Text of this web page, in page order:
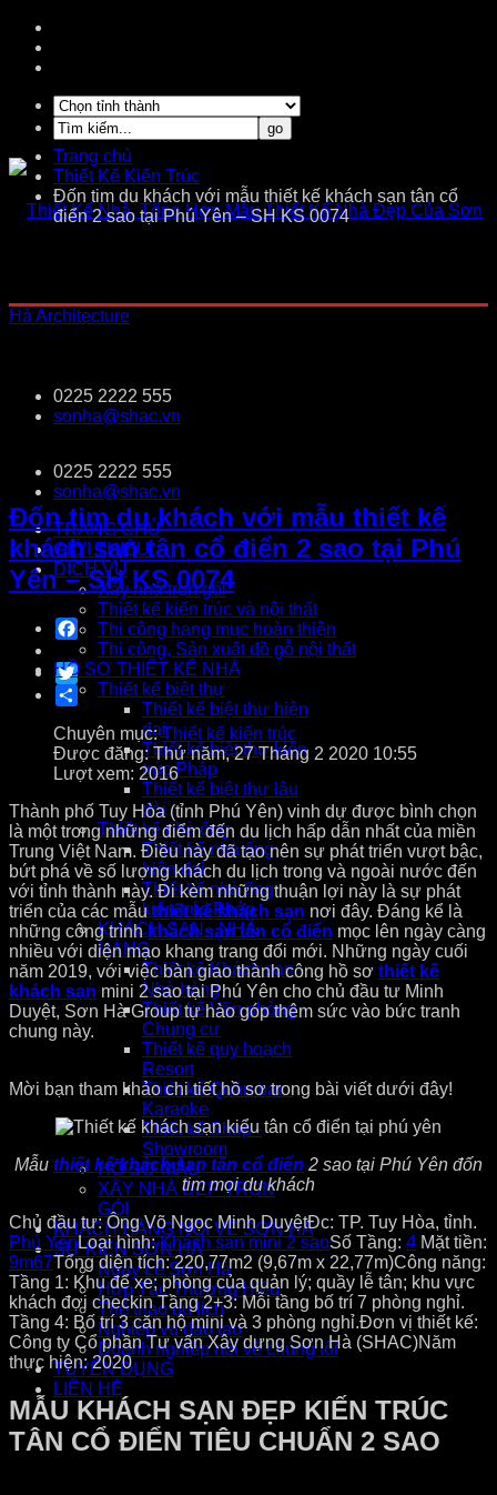
0225 2222 555
sonha@shac.vn
0225 2222 555
sonha@shac.vn
TRANG CHỦ
GIỚI THIỆU
DỊCH VỤ
Xây nhà trọn gói
Thiết kế kiến trúc và nội thất
Thi công hạng mục hoàn thiện
Thi công, Sản xuất đồ gỗ nội thất
HỒ SƠ THIẾT KẾ NHÀ
Thiết kế biệt thự
Thiết kế biệt thự hiện
đại
Thiết kế biệt thự kiến
trúc Pháp
Thiết kế biệt thự lâu
đài
Thiết kế nhà ống
Thiết kế nhà ống
hiện đại
Thiết kế nhà ống
kiến trúc Pháp
KHÁCH SẠN - NHÀ
HÀNG
Thiết kế Khách sạn -
Nhà hàng
Thiết kế Văn phòng -
Chung cư
Thiết kế quy hoạch
Resort
Thiết kế Quán bar -
Karaoke
Thiết kế Shop -
Showroom
HỒ SƠ MẪU
XÂY NHÀ ĐẸP TRỌN
GÓI
KHÁCH HÀNG NÓI VỀ SƠN HÀ
SỰ KIỆN SƠN HÀ
Ngày Lễ Sơn Hà
Hợp Tác Thương Hiệu
Thể thao du lịch
Nghiệp vụ đào tạo
Doanh nghiệp nói về chúng tôi
TUYỂN DỤNG
LIÊN HỆ
Trang chủ
Thiết Kế Kiến Trúc
Đốn tim du khách với mẫu thiết kế khách sạn tân cổ
điển 2 sao tại Phú Yên – SH KS 0074
Đốn tim du khách với mẫu thiết kế
khách sạn tân cổ điển 2 sao tại Phú
Yên – SH KS 0074
Facebook
Twitter
Share
Chuyên mục:Thiết kế kiến trúc
Được đăng: Thứ năm, 27 Tháng 2 2020 10:55
Lượt xem: 2016
Thành phố Tuy Hòa (tỉnh Phú Yên) vinh dự được bình chọn
là một trong những điểm đến du lịch hấp dẫn nhất của miền
Trung Việt Nam. Điều này đã tạo nên sự phát triển vượt bậc,
bứt phá về số lượng khách du lịch trong và ngoài nước đến
với tỉnh thành này. Đi kèm những thuận lợi này là sự phát
triển của các mẫuthiết kế khách sạn nơi đây. Đáng kể là
những công trìnhkhách sạn tân cổ điển mọc lên ngày càng
nhiều với diện mạo khang trang đổi mới. Những ngày cuối
năm 2019, với việc bàn giao thành công hồ sơ thiết kế
khách sạn mini 2 sao tại Phú Yên cho chủ đầu tư Minh
Duyệt, Sơn Hà Group tự hào góp thêm sức vào bức tranh
chung này.
Mời bạn tham khảo chi tiết hồ sơ trong bài viết dưới đây!
Mẫu thiết kế khách sạn tân cổ điển 2 sao tại Phú Yên đốn
tim mọi du khách
Chủ đầu tư: Ông Võ Ngọc Minh DuyệtĐc: TP. Tuy Hòa, tỉnh.
Phú YênLoại hình:Khách sạn mini 2 saoSố Tầng: 4 Mặt tiền:
9m67Tổng diện tích: 220,77m2 (9,67m x 22,77m)Công năng:
Tầng 1: Khu để xe; phòng của quản lý; quầy lễ tân; khu vực
khách đợi checkin Tầng 2+3: Mỗi tầng bố trí 7 phòng nghỉ.
Tầng 4: Bố trí 3 căn hộ mini và 3 phòng nghỉ.Đơn vị thiết kế:
Công ty Cổ phần Tư vấn Xây dựng Sơn Hà (SHAC)Năm
thực hiện: 2020
MẪU KHÁCH SẠN ĐẸP KIẾN TRÚC
TÂN CỔ ĐIỂN TIÊU CHUẨN 2 SAO